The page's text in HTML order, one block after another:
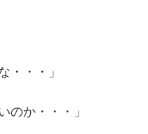
・・・」
のか・・・」